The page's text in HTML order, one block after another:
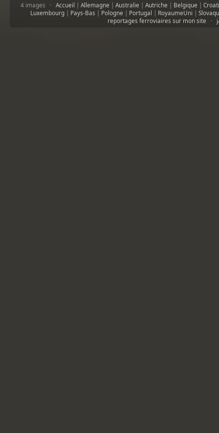
4 images · Accueil | Allemagne | Australie | Autriche | Belgique |
Luxembourg | Pays-Bas | Pologne | Portugal | RoyaumeUni |
reportages ferroviaires sur mon site ·